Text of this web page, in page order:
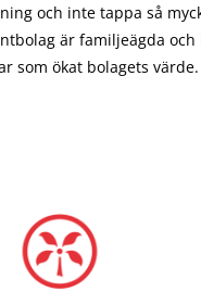
och inte tappa så
är familjeägda
som ökat bolagets värde.